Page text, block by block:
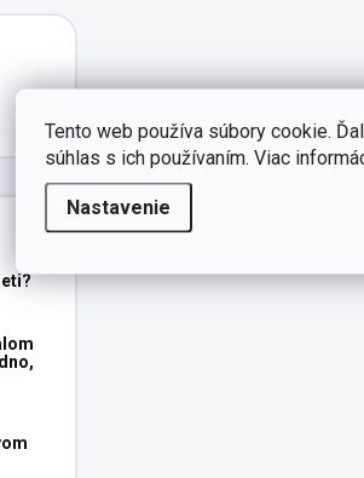
Tento web používa súbory cookie.
súhlas s ich používaním. Viac
Nastavenie